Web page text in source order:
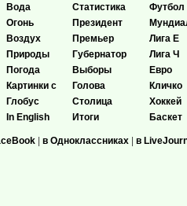
Вода
Огонь
Воздух
Природы
Погода
Картинки с
Глобус
In English
Статистика
Президент
Премьер
Губернатор
Выборы
Голова
Столица
Итоги
Футбол
Лига Е
Лига Ч
Евро
Кличко
Хоккей
Баскет
в Одноклассниках в